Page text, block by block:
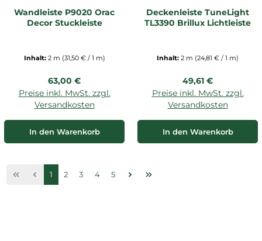
Wandleiste P9020 Orac
Decor Stuckleiste
Inhalt: 2 m (31,50 € / 1 m)
Regulärer Preis:
63,00 €
Preise inkl. MwSt. zzgl.
Versandkosten
In den Warenkorb
Deckenleiste TuneLight
TL3390 Brillux Lichtleiste
Inhalt: 2 m (24,81 € / 1 m)
Regulärer Preis:
49,61 €
Preise inkl. MwSt. zzgl.
Versandkosten
In den Warenkorb
Seite
1 Seite
2 Seite
3 Seite
4 Seite
5